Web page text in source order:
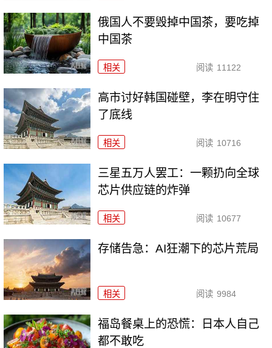
俄国人不要毁掉中国茶，要吃掉
中国茶
相关 阅读 11122
高市讨好韩国碰壁，李在明守住
了底线
相关 阅读 10716
三星五万人罢工：一颗扔向全球
芯片供应链的炸弹
相关 阅读 10677
存储告急：AI狂潮下的芯片荒局
相关 阅读 9984
福岛餐桌上的恐慌：日本人自己
都不敢吃